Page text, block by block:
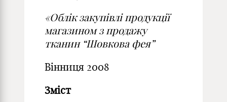
«Облік закупівлі продукції
магазином з продажу
тканин “Шовкова фея”
Вінниця 2008
Зміст